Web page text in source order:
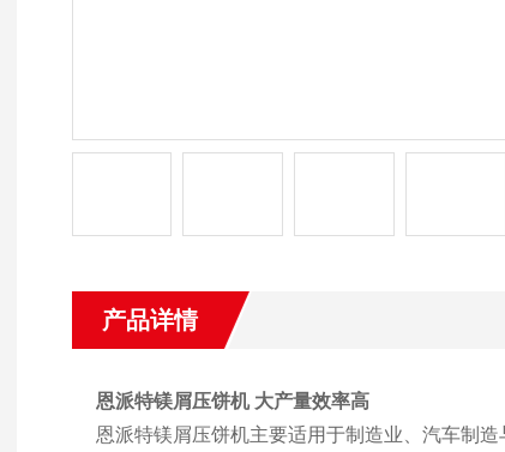
产品详情
恩派特镁屑压饼机 大产量效率高
恩派特镁屑压饼机主要适用于制造业、汽车制